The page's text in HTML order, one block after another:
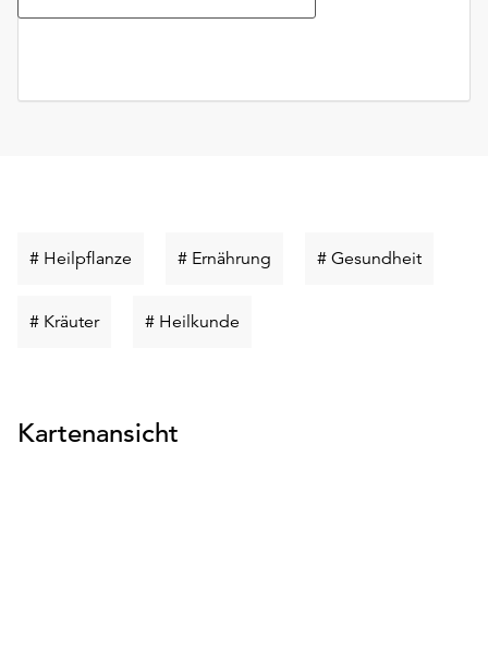
# Heilpflanze Schlüsselwort
# Ernährung Schlüsselwort
# Gesundheit
# KräuterSchlüsselwort
# Heilkunde
Kartenansicht